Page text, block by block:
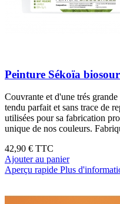
Peinture Sékoïa
Couvrante et d'une trés
tendu parfait et sans trace de
utilisées pour sa fabrication
unique de nos couleurs.
42,90 € TTC
Ajouter au panier
Aperçu rapide Plus